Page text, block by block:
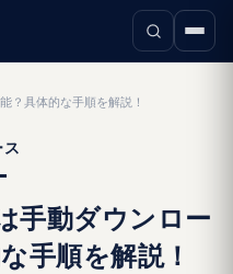
具体的な手順を解説！
動ダウンロー
手順を解説！